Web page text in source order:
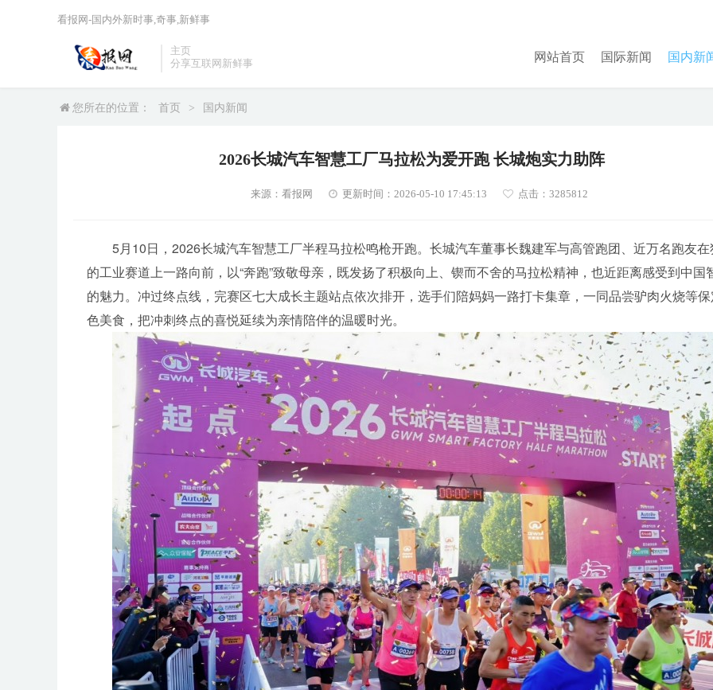
主页
分享互联网新鲜事
网站首页 国际新闻 国内新
看报网-国内外新时事,奇事,新鲜事
您所在的位置： 首页 > 国内新闻
2026长城汽车智慧工厂马拉松为爱开跑 长城炮实力助阵
来源：看报网 更新时间：2026-05-10 17:45:13 点击： 3285812
5月10日，2026长城汽车智慧工厂半程马拉松鸣枪开跑。长城汽车董事长魏建军与高管跑团、近万名跑友
的工业赛道上一路向前，以“奔跑”致敬母亲，既发扬了积极向上、锲而不舍的马拉松精神，也近距离感受到中国
的魅力。冲过终点线，完赛区七大成长主题站点依次排开，选手们陪妈妈一路打卡集章，一同品尝驴肉火烧等
色美食，把冲刺终点的喜悦延续为亲情陪伴的温暖时光。